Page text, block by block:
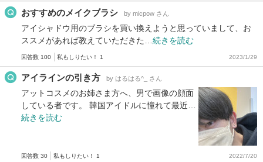
おすすめのメイクブラシ by micpow さん
アイシャドウ用のブラシを買い換えようと思っていまして、お
ススメがあれば教えていただきた… 続きを読む
回答数 100 私もしりたい！ 1 2023/1/29
アイラインの引き方 by はるはる^_ さん
アットコスメのお姉さま方へ、男で画像の顔面
している者です。 韓国アイドルに憧れて最近…
続きを読む
回答数 30 私もしりたい！ 1 2022/7/20